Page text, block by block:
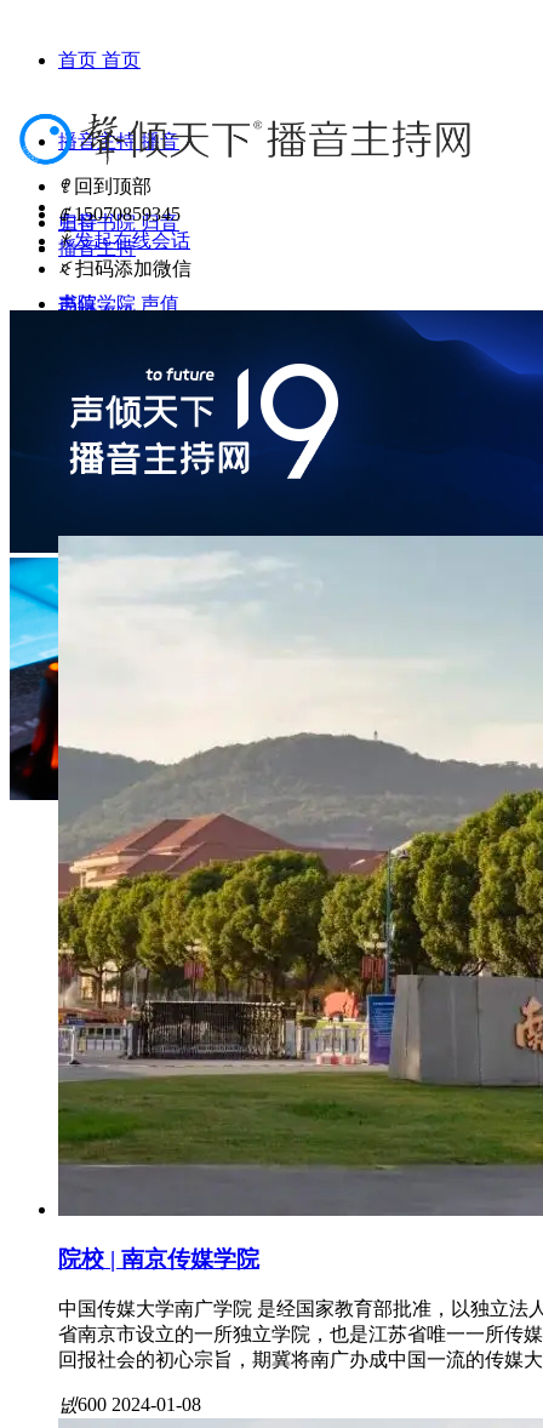
首页 首页
播音主持 播音
主持
归音书院 归音
书院
声值学院 声值
大梦
想家
ꁸ 回到顶部
ꂅ 15070859345
ꁗ 发起在线会话
ꀥ 扫码添加微信
播音主持
招聘资讯
人物百科
院校百科
院校 | 南京传媒学院
中国传媒大学南广学院 是经国家教育部批准，以独立法
省南京市设立的一所独立学院，也是江苏省唯一一所传
回报社会的初心宗旨，期冀将南广办成中国一流的传媒
넶600 2024-01-08